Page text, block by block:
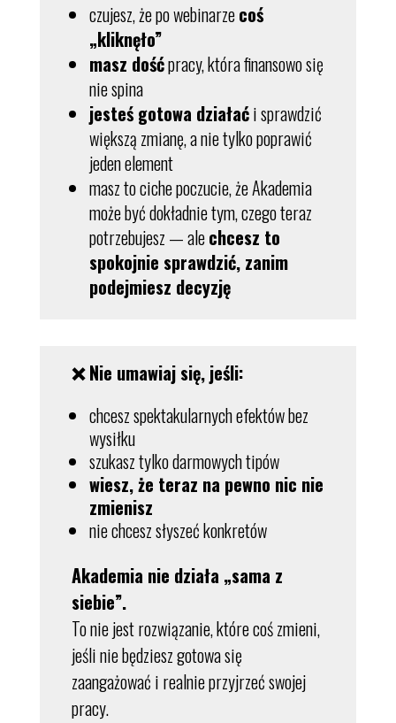
czujesz, że po webinarzecoś
„kliknęło”
masz dośćpracy, która finansowo się
nie spina
jesteś gotowa działaći sprawdzić
większą zmianę, a nie tylko poprawić
jeden element
masz to ciche poczucie, że Akademia
może być dokładnie tym, czego teraz
potrzebujesz — alechcesz to
spokojnie sprawdzić, zanim
podejmiesz decyzję
❌ Nie umawiaj się, jeśli:
chcesz spektakularnych efektów bez
wysiłku
szukasz tylko darmowych tipów
wiesz, że teraz na pewno nic nie
zmienisz
nie chcesz słyszeć konkretów
Akademia nie działa „sama z
siebie”.
To nie jest rozwiązanie, które coś zmieni,
jeśli nie będziesz gotowa się
zaangażować i realnie przyjrzeć swojej
pracy.